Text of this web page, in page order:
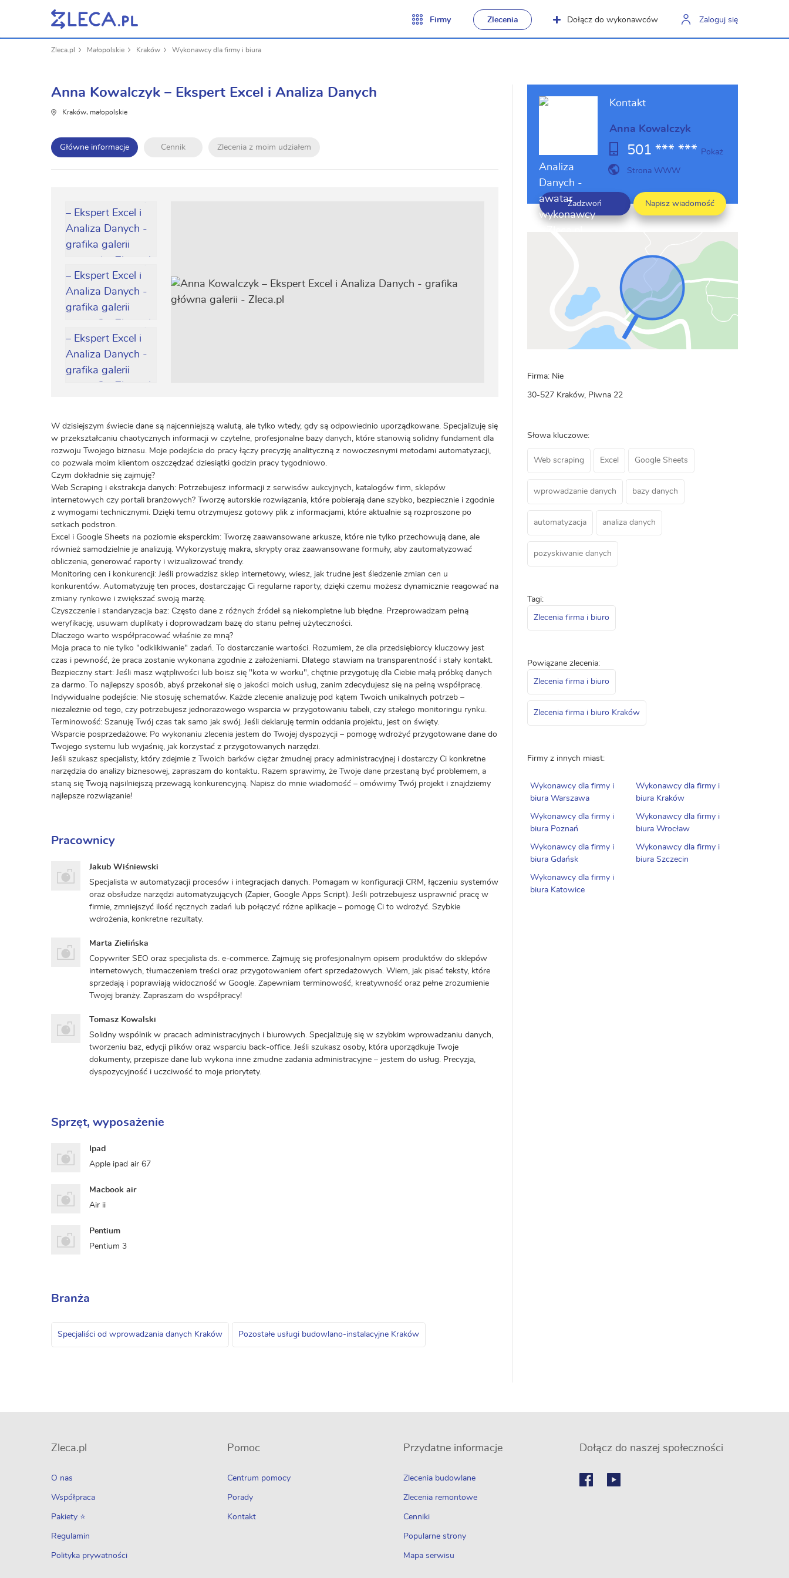
Firmy Zlecenia Dołącz do wykonawców Zaloguj się
Zleca.pl Małopolskie Kraków Wykonawcy dla firmy i biura
Anna Kowalczyk – Ekspert Excel i Analiza Danych
Kraków, małopolskie
Główne informacje Cennik Zlecenia z moim udziałem
W dzisiejszym świecie dane są najcenniejszą walutą, ale tylko wtedy, gdy są odpowiednio uporządkowane. Specjalizuję się
w przekształcaniu chaotycznych informacji w czytelne, profesjonalne bazy danych, które stanowią solidny fundament dla
rozwoju Twojego biznesu. Moje podejście do pracy łączy precyzję analityczną z nowoczesnymi metodami automatyzacji,
co pozwala moim klientom oszczędzać dziesiątki godzin pracy tygodniowo.
Czym dokładnie się zajmuję?
Web Scraping i ekstrakcja danych: Potrzebujesz informacji z serwisów aukcyjnych, katalogów firm, sklepów
internetowych czy portali branżowych? Tworzę autorskie rozwiązania, które pobierają dane szybko, bezpiecznie i zgodnie
z wymogami technicznymi. Dzięki temu otrzymujesz gotowy plik z informacjami, które aktualnie są rozproszone po
setkach podstron.
Excel i Google Sheets na poziomie eksperckim: Tworzę zaawansowane arkusze, które nie tylko przechowują dane, ale
również samodzielnie je analizują. Wykorzystuję makra, skrypty oraz zaawansowane formuły, aby zautomatyzować
obliczenia, generować raporty i wizualizować trendy.
Monitoring cen i konkurencji: Jeśli prowadzisz sklep internetowy, wiesz, jak trudne jest śledzenie zmian cen u
konkurentów. Automatyzuję ten proces, dostarczając Ci regularne raporty, dzięki czemu możesz dynamicznie reagować na
zmiany rynkowe i zwiększać swoją marżę.
Czyszczenie i standaryzacja baz: Często dane z różnych źródeł są niekompletne lub błędne. Przeprowadzam pełną
weryfikację, usuwam duplikaty i doprowadzam bazę do stanu pełnej użyteczności.
Dlaczego warto współpracować właśnie ze mną?
Moja praca to nie tylko "odklikiwanie" zadań. To dostarczanie wartości. Rozumiem, że dla przedsiębiorcy kluczowy jest
czas i pewność, że praca zostanie wykonana zgodnie z założeniami. Dlatego stawiam na transparentność i stały kontakt.
Bezpieczny start: Jeśli masz wątpliwości lub boisz się "kota w worku", chętnie przygotuję dla Ciebie małą próbkę danych
za darmo. To najlepszy sposób, abyś przekonał się o jakości moich usług, zanim zdecydujesz się na pełną współpracę.
Indywidualne podejście: Nie stosuję schematów. Każde zlecenie analizuję pod kątem Twoich unikalnych potrzeb –
niezależnie od tego, czy potrzebujesz jednorazowego wsparcia w przygotowaniu tabeli, czy stałego monitoringu rynku.
Terminowość: Szanuję Twój czas tak samo jak swój. Jeśli deklaruję termin oddania projektu, jest on święty.
Wsparcie posprzedażowe: Po wykonaniu zlecenia jestem do Twojej dyspozycji – pomogę wdrożyć przygotowane dane do
Twojego systemu lub wyjaśnię, jak korzystać z przygotowanych narzędzi.
Jeśli szukasz specjalisty, który zdejmie z Twoich barków ciężar żmudnej pracy administracyjnej i dostarczy Ci konkretne
narzędzia do analizy biznesowej, zapraszam do kontaktu. Razem sprawimy, że Twoje dane przestaną być problemem, a
staną się Twoją najsilniejszą przewagą konkurencyjną. Napisz do mnie wiadomość – omówimy Twój projekt i znajdziemy
najlepsze rozwiązanie!
Pracownicy
Jakub Wiśniewski
Specjalista w automatyzacji procesów i integracjach danych. Pomagam w konfiguracji CRM, łączeniu systemów
oraz obsłudze narzędzi automatyzujących (Zapier, Google Apps Script). Jeśli potrzebujesz usprawnić pracę w
firmie, zmniejszyć ilość ręcznych zadań lub połączyć różne aplikacje – pomogę Ci to wdrożyć. Szybkie
wdrożenia, konkretne rezultaty.
Marta Zielińska
Copywriter SEO oraz specjalista ds. e-commerce. Zajmuję się profesjonalnym opisem produktów do sklepów
internetowych, tłumaczeniem treści oraz przygotowaniem ofert sprzedażowych. Wiem, jak pisać teksty, które
sprzedają i poprawiają widoczność w Google. Zapewniam terminowość, kreatywność oraz pełne zrozumienie
Twojej branży. Zapraszam do współpracy!
Tomasz Kowalski
Solidny wspólnik w pracach administracyjnych i biurowych. Specjalizuję się w szybkim wprowadzaniu danych,
tworzeniu baz, edycji plików oraz wsparciu back-office. Jeśli szukasz osoby, która uporządkuje Twoje
dokumenty, przepisze dane lub wykona inne żmudne zadania administracyjne – jestem do usług. Precyzja,
dyspozycyjność i uczciwość to moje priorytety.
Sprzęt, wyposażenie
Ipad
Apple ipad air 67
Macbook air
Air ii
Pentium
Pentium 3
Branża
Specjaliści od wprowadzania danych Kraków Pozostałe usługi budowlano-instalacyjne Kraków
Kontakt
Anna Kowalczyk
501 *** *** Pokaż
Strona WWW
Zadzwoń Napisz wiadomość
Firma: Nie
30-527 Kraków, Piwna 22
Słowa kluczowe:
Web scraping Excel Google Sheets
wprowadzanie danych bazy danych
automatyzacja analiza danych
pozyskiwanie danych
Tagi:
Zlecenia firma i biuro
Powiązane zlecenia:
Zlecenia firma i biuro
Zlecenia firma i biuro Kraków
Firmy z innych miast:
Wykonawcy dla firmy i
biura Warszawa
Wykonawcy dla firmy i
biura Kraków
Wykonawcy dla firmy i
biura Poznań
Wykonawcy dla firmy i
biura Wrocław
Wykonawcy dla firmy i
biura Gdańsk
Wykonawcy dla firmy i
biura Szczecin
Wykonawcy dla firmy i
biura Katowice
Zleca.pl
O nas
Współpraca
Pakiety ⭐
Regulamin
Polityka prywatności
Pomoc
Centrum pomocy
Porady
Kontakt
Przydatne informacje
Zlecenia budowlane
Zlecenia remontowe
Cenniki
Popularne strony
Mapa serwisu
Dołącz do naszej społeczności